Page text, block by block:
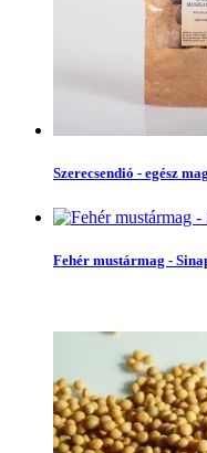
Szerecsendió - egész
Fehér mustármag -